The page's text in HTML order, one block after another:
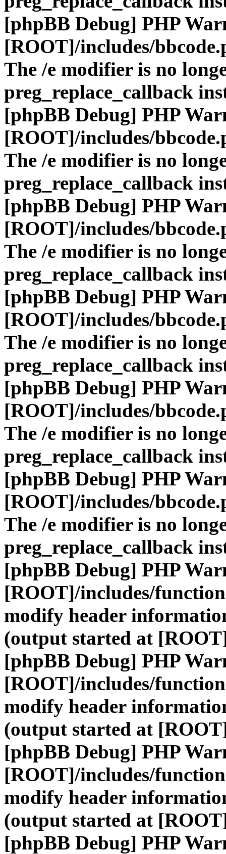
[phpBB Debug] PHP
[ROOT]/includes/
The /e modifier is no
preg_replace_callback
[phpBB Debug] PHP
[ROOT]/includes/
The /e modifier is no
preg_replace_callback
[phpBB Debug] PHP
[ROOT]/includes/
The /e modifier is no
preg_replace_callback
[phpBB Debug] PHP
[ROOT]/includes/
The /e modifier is no
preg_replace_callback
[phpBB Debug] PHP
[ROOT]/includes/
The /e modifier is no
preg_replace_callback
[phpBB Debug] PHP
[ROOT]/includes/
The /e modifier is no
preg_replace_callback
[phpBB Debug] PHP
[ROOT]/includes/
modify header
(output started at
[phpBB Debug] PHP
[ROOT]/includes/
modify header
(output started at
[phpBB Debug] PHP
[ROOT]/includes/
modify header
(output started at
[phpBB Debug] PHP